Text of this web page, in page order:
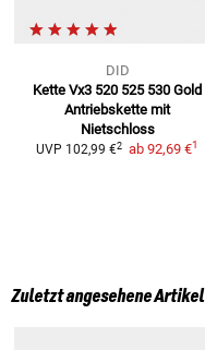
DID
Kette Vx3 520 525 530 Gold
Antriebskette mit
Nietschloss
UVP 102,99 €2 ab 92,69 €1
Zuletzt angesehene Artikel